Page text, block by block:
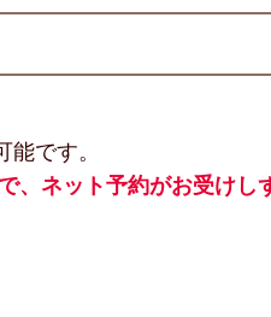
です。
ネット予約がお受けし